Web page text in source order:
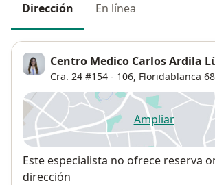
Dirección En línea
Centro Medico Carlos Ardila
Cra. 24 #154 - 106, Floridablanca
Ampliarse abre en
Disponibilidad
Este especialista no ofrece reserva
dirección